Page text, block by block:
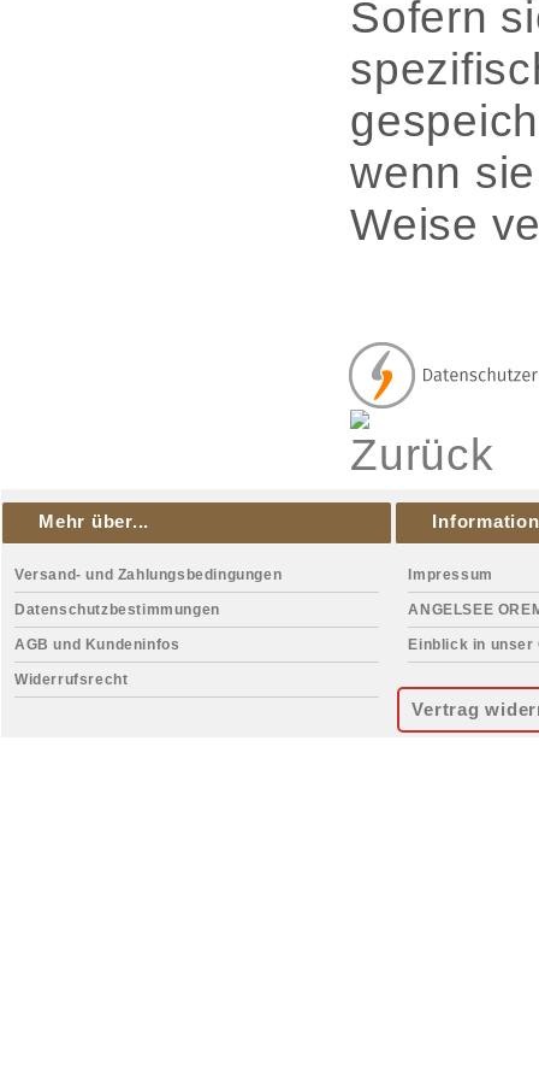
Sofern
wenn
Weise
Mehr über...
Versand- und Zahlungsbedingungen
Datenschutzbestimmungen
AGB und Kundeninfos
Widerrufsrecht
Impressum
ANGELSEE
Einblick in unser
Vertrag